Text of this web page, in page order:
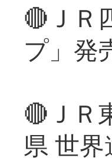
🔴ＪＲ
プ」発
🔴ＪＲ
県 世